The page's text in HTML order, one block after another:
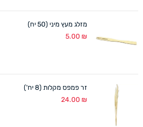
מזלג מעץ מיני (50 יח)
5.00 ₪
זר פמפס מקלות (8 יח')
24.00 ₪